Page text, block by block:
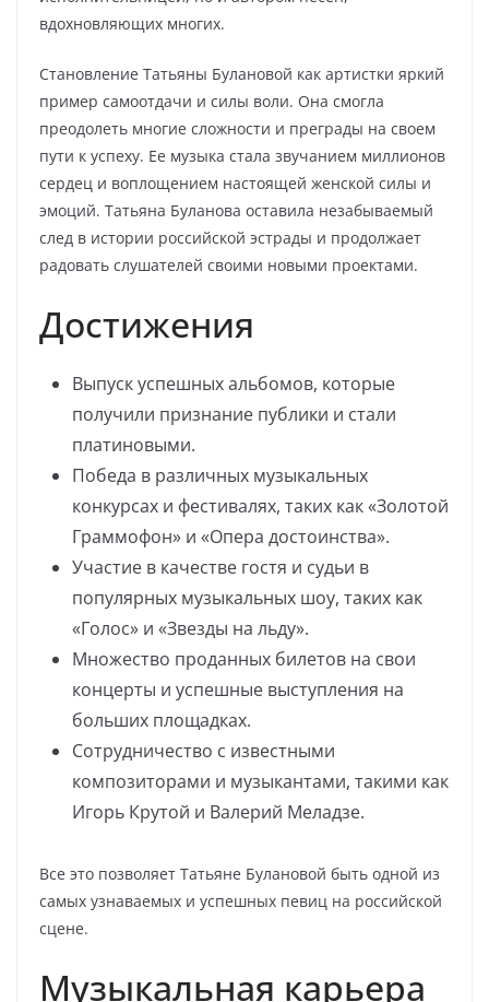
вдохновляющих многих.
Становление Татьяны Булановой как артистки яркий
пример самоотдачи и силы воли. Она смогла
преодолеть многие сложности и преграды на своем
пути к успеху. Ее музыка стала звучанием миллионов
сердец и воплощением настоящей женской силы и
эмоций. Татьяна Буланова оставила незабываемый
след в истории российской эстрады и продолжает
радовать слушателей своими новыми проектами.
Достижения
Выпуск успешных альбомов, которые
получили признание публики и стали
платиновыми.
Победа в различных музыкальных
конкурсах и фестивалях, таких как «Золотой
Граммофон» и «Опера достоинства».
Участие в качестве гостя и судьи в
популярных музыкальных шоу, таких как
«Голос» и «Звезды на льду».
Множество проданных билетов на свои
концерты и успешные выступления на
больших площадках.
Сотрудничество с известными
композиторами и музыкантами, такими как
Игорь Крутой и Валерий Меладзе.
Все это позволяет Татьяне Булановой быть одной из
самых узнаваемых и успешных певиц на российской
сцене.
Музыкальная карьера